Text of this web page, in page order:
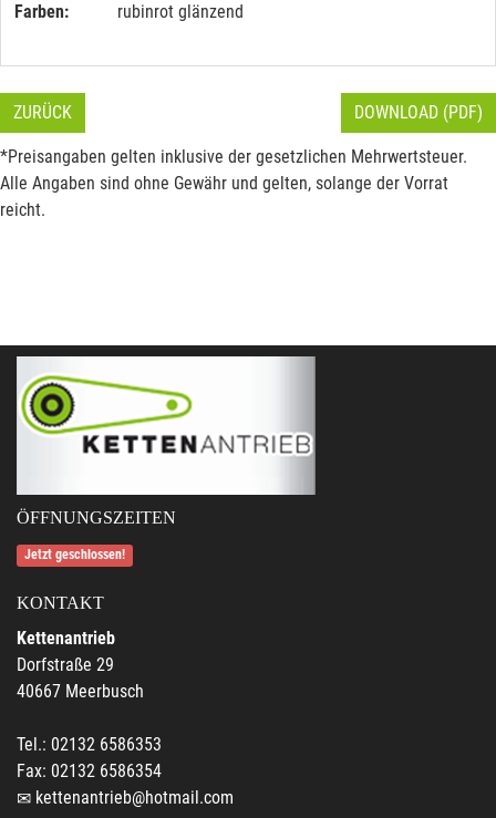
Farben: rubinrot glänzend
ZURÜCK DOWNLOAD (PDF)
*Preisangaben gelten inklusive der gesetzlichen Mehrwertsteuer.
Alle Angaben sind ohne Gewähr und gelten, solange der Vorrat
reicht.
ÖFFNUNGSZEITEN
Jetzt geschlossen!
KONTAKT
Kettenantrieb
Dorfstraße 29
40667 Meerbusch
Tel.: 02132 6586353
Fax: 02132 6586354
kettenantrieb@hotmail.com